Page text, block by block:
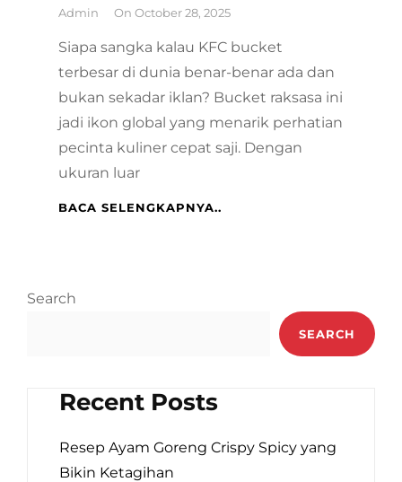
By
Admin On October 28, 2025
Siapa sangka kalau KFC bucket
terbesar di dunia benar-benar ada dan
bukan sekadar iklan? Bucket raksasa ini
jadi ikon global yang menarik perhatian
pecinta kuliner cepat saji. Dengan
ukuran luar
BACA SELENGKAPNYA..
MELONGO!
Search
SEARCH
Recent Posts
Resep Ayam Goreng Crispy Spicy yang
Bikin Ketagihan